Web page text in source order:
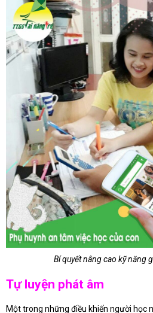
Bí quyết nâng cao kỹ năng
Tự luyện phát âm
Một trong những điều khiến người học